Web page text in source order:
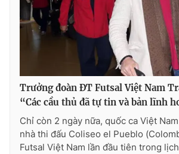
Trưởng đoàn ĐT Futsal Việt Nam
“Các cầu thủ đã tự tin và bản lĩnh
Chỉ còn 2 ngày nữa, quốc ca Việt
nhà thi đấu Coliseo el Pueblo
Futsal Việt Nam lần đầu tiên trong